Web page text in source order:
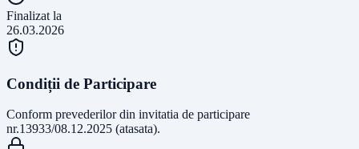
Finalizat la
26.03.2026
Condiții de Participare
Conform prevederilor din invitatia de participare
nr.13933/08.12.2025 (atasata).